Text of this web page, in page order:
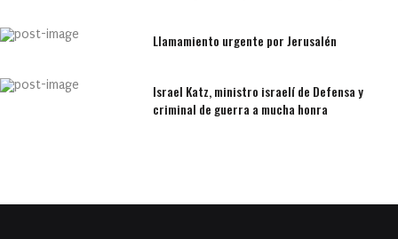
Llamamiento urgente por Jerusalén
Israel Katz, ministro israelí de Defensa y
criminal de guerra a mucha honra